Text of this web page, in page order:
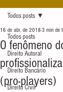
Todos posts
Direito Autoral
Direito Bancário
Direito Civil
Todos posts
O fenômeno
(pro-players)
16 de abr. de 2018 3 min de